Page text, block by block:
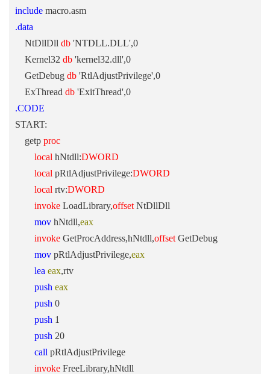
include macro.asm
.data
NtDllDll db 'NTDLL.DLL',0
Kernel32 db 'kernel32.dll',0
GetDebug db 'RtlAdjustPrivilege',0
ExThread db 'ExitThread',0
.CODE
START:
getp proc
local hNtdll:DWORD
local pRtlAdjustPrivilege:DWORD
local rtv:DWORD
invoke LoadLibrary,offset NtDllDll
mov hNtdll,eax
invoke GetProcAddress,hNtdll,offset GetDebug
mov pRtlAdjustPrivilege,eax
lea eax,rtv
push eax
push 0
push 1
push 20
call pRtlAdjustPrivilege
invoke FreeLibrary,hNtdll